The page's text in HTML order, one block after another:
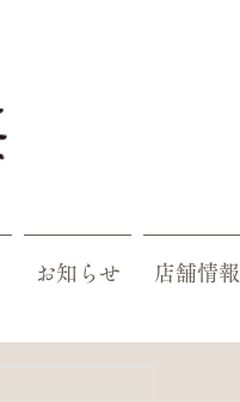
お知らせ 店舗情報